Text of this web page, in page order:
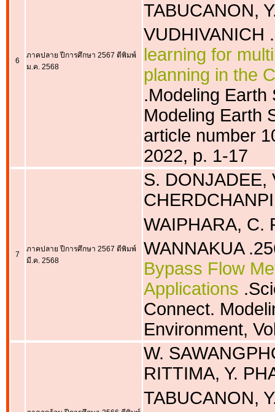
6
ภาคปลาย ปีการศึกษา 2567 ตีพิมพ์
ม.ค. 2568
TABUCANON,
VUDHIVANICH
learning for
planning in the
.Modeling Earth
Modeling Earth
article number
2022, p. 1-17
7
ภาคปลาย ปีการศึกษา 2567 ตีพิมพ์
มี.ค. 2568
S. DONJADEE,
WAIPHARA, C.
WANNAKUA
Bypass Flow
Applications
Connect.
Environment,
W.
RITTIMA, Y.
TABUCANON,